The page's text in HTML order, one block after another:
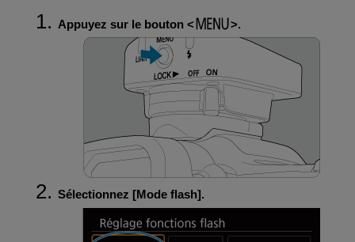
Appuyez sur le bouton .
Sélectionnez [Mode flash].